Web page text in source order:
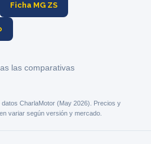
Ficha MG ZS
las comparativas
CharlaMotor (May 2026). Precios y
variar según versión y mercado.